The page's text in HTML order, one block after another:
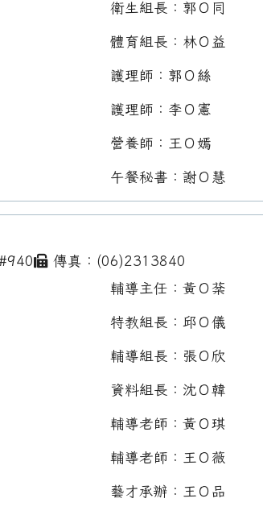
衛生組長：郭Ｏ同
體育組長：林Ｏ益
護理師：郭Ｏ絲
護理師：李Ｏ憲
營養師：王Ｏ嫣
午餐秘書：謝Ｏ慧
傳真：(06)2313840
輔導主任：黃Ｏ棻
特教組長：邱Ｏ儀
輔導組長：張Ｏ欣
資料組長：沈Ｏ韓
輔導老師：黃Ｏ琪
輔導老師：王Ｏ薇
藝才承辦：王Ｏ品